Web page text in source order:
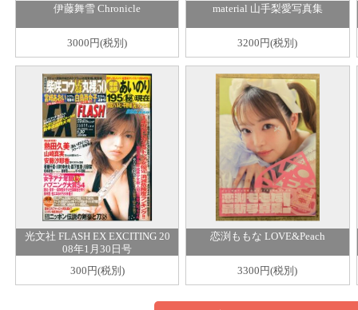
伊藤舞雪 Chronicle
3000円(税別)
material 山手梨愛写真集
3200円(税別)
光文社 FLASH EX EXCITING 20
08年1月30日号
300円(税別)
恋渕ももな LOVE&Peach
3300円(税別)